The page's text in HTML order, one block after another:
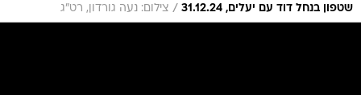
שטפון בנחל דוד עם יעלים, 31.12.24 / צילום: נעה גורדון, רט"ג